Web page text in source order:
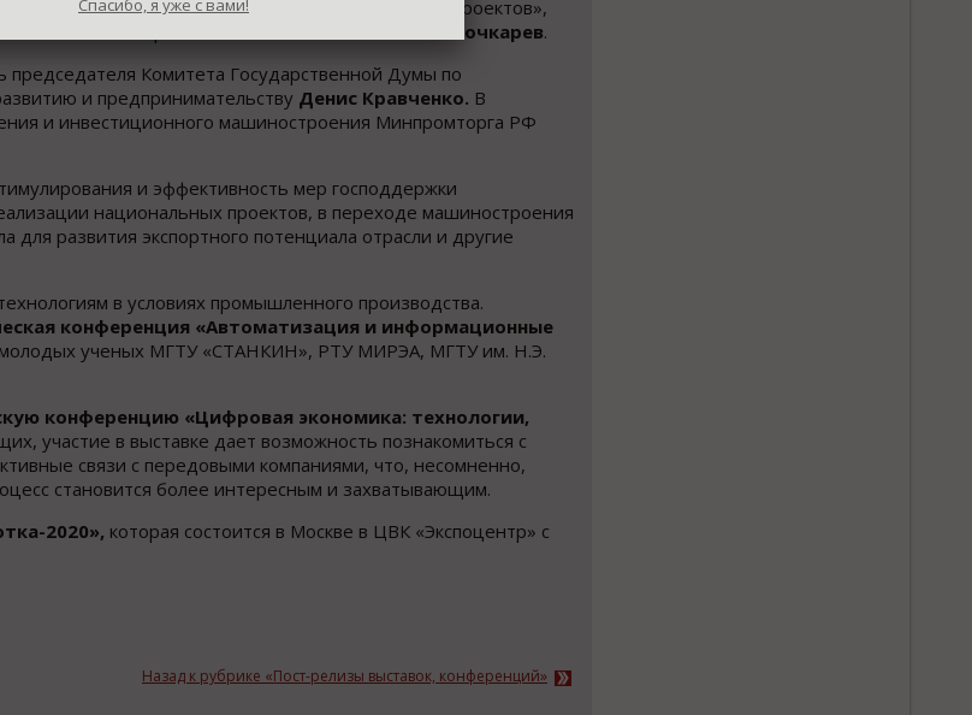
станкостроения в реализацию национальных проектов»,
Военно-промышленной комиссии РФ
Олег Бочкарев.
председателя Комитета Государственной Думы по
и предпринимательству Денис Кравченко. В
и инвестиционного машиностроения Минпромторга РФ
и эффективность мер господдержки
национальных проектов, в переходе машиностроения
для развития экспортного потенциала отрасли и другие
в условиях промышленного производства.
конференция «Автоматизация и информационные
молодых ученых МГТУ «СТАНКИН», РТУ МИРЭА, МГТУ им. Н.Э.
конференцию «Цифровая экономика: технологии,
участие в выставке дает возможность познакомиться с
связи с передовыми компаниями, что, несомненно,
становится более интересным и захватывающим.
2020», которая состоится в Москве в ЦВК «Экспоцентр» с
Назад к рубрике «Пост-релизы выставок, конференций»
Спасибо, я уже с вами!